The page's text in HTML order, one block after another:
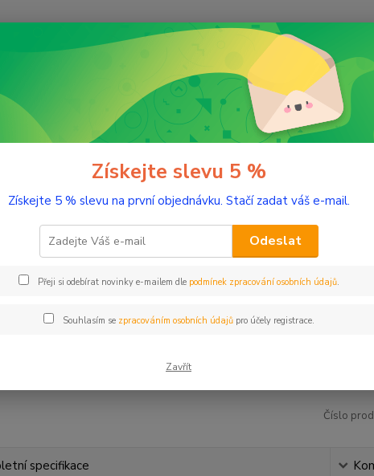
Nevíte si
+420
(Po-Pá,
Aromaterapie Testery éterických olejů Elemi 2 ml tester sklo
2 ml tester sklo
Hojivý
Číslo
specifikace
Získejte slevu 5 %
Získejte 5 % slevu na první objednávku. Stačí zadat váš e-mail.
Odeslat
Přeji si odebírat novinky e-mailem dle podmínek zpracování osobních údajů.
Souhlasím se zpracováním osobních údajůpro účely registrace.
Zavřít